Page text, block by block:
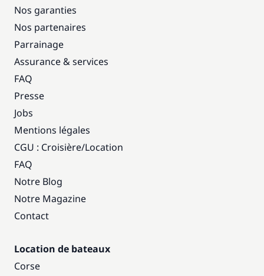
Nos garanties
Nos partenaires
Parrainage
Assurance & services
FAQ
Presse
Jobs
Mentions légales
CGU : Croisière/Location
FAQ
Notre Blog
Notre Magazine
Contact
Location de bateaux
Corse